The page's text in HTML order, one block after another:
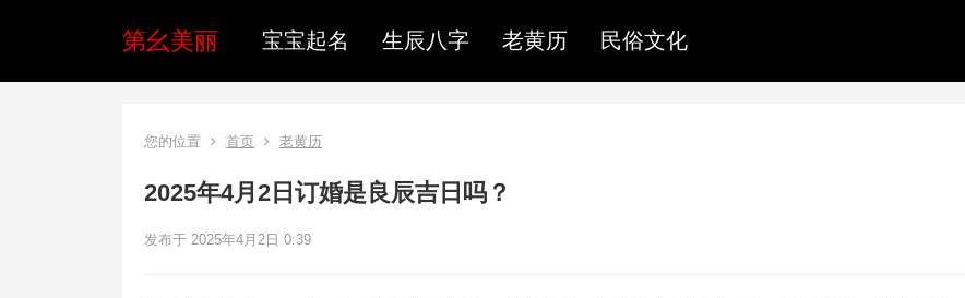
第幺美丽 宝宝起名 生辰八字 老黄历 民俗文化
您的位置 首页 老黄历
2025年4月2日订婚是良辰吉日吗？
发布于 2025年4月2日 0:39